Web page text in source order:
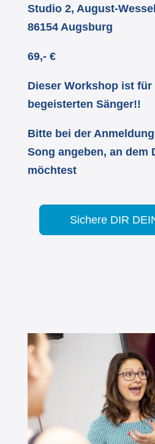
Studio 2, August-
86154 Augsburg
69,- €
Dieser Workshop ist für
begeisterten Sänger!!
Bitte bei der
Song angeben, an dem
möchtest
Sichere DIR